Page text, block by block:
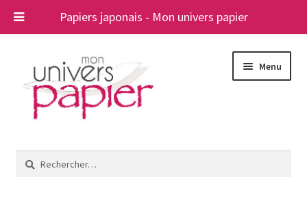
Papiers japonais - Mon univers papier
navigation
contenu
Menu
le
Rechercher :